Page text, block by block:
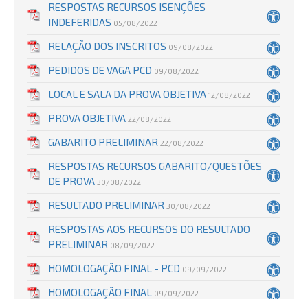
RESPOSTAS RECURSOS ISENÇÕES
INDEFERIDAS 05/08/2022
RELAÇÃO DOS INSCRITOS 09/08/2022
PEDIDOS DE VAGA PCD 09/08/2022
LOCAL E SALA DA PROVA OBJETIVA 12/08/2022
PROVA OBJETIVA 22/08/2022
GABARITO PRELIMINAR 22/08/2022
RESPOSTAS RECURSOS GABARITO/QUESTÕES
DE PROVA 30/08/2022
RESULTADO PRELIMINAR 30/08/2022
RESPOSTAS AOS RECURSOS DO RESULTADO
PRELIMINAR 08/09/2022
HOMOLOGAÇÃO FINAL - PCD 09/09/2022
HOMOLOGAÇÃO FINAL 09/09/2022